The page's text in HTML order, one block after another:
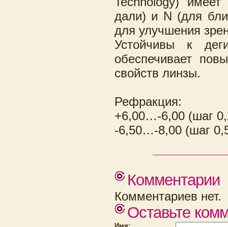
дали) и N (для
для улучшения
Устойчивы к
обеспечивает
свойств линзы.
Рефракция:
+6,00…-6,00 (шаг
-6,50…-8,00 (шаг
Комментарии
Комментариев нет.
Оставьте